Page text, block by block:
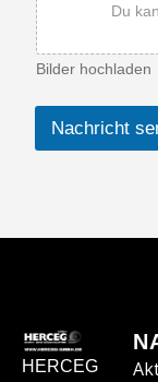
Du
Bilder hochladen
Nachricht
HERCEG